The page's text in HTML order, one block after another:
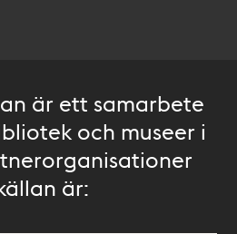
är ett samarbete
och museer i
är: